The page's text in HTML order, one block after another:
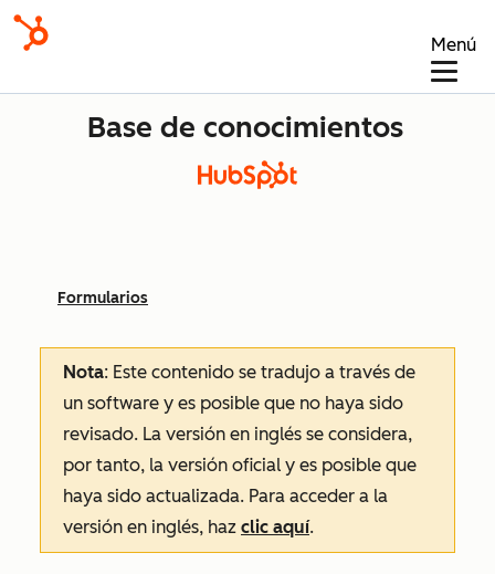
Menú
Base de conocimientos
Formularios
Nota: Este contenido se tradujo a través de
un software y es posible que no haya sido
revisado. La versión en inglés se considera,
por tanto, la versión oficial y es posible que
haya sido actualizada. Para acceder a la
versión en inglés, haz clic aquí.